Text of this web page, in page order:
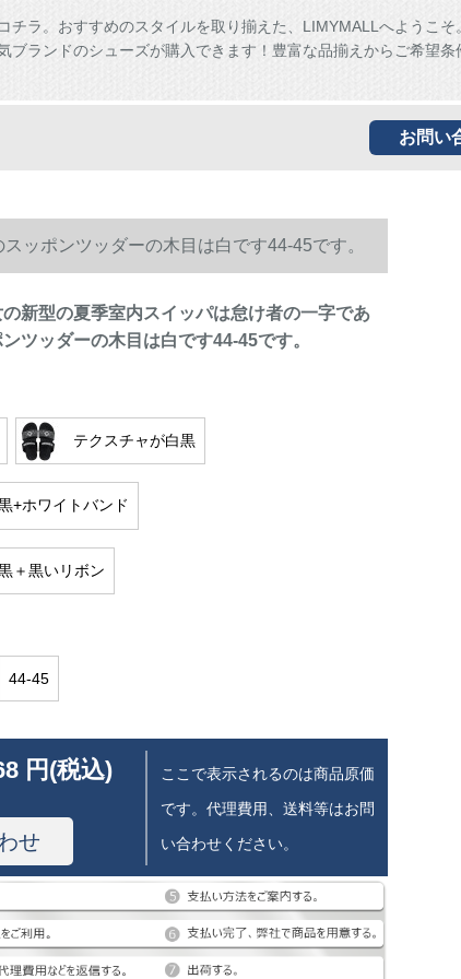
チラ。おすすめのスタイルを取り揃えた、LIMYMALLへようこそ
ブランドのシューズが購入できます！豊富な品揃えからご希望条
お問い
ッポンツッダーの木目は白です44-45です。
新型の夏季室内スイッパは怠け者の一字であ
ツッダーの木目は白です44-45です。
テクスチャが白黒
+ホワイトバンド
＋黒いリボン
44-45
円(税込)
せ
ここで表示されるのは商品原価
です。代理費用、送料等はお問
い合わせください。